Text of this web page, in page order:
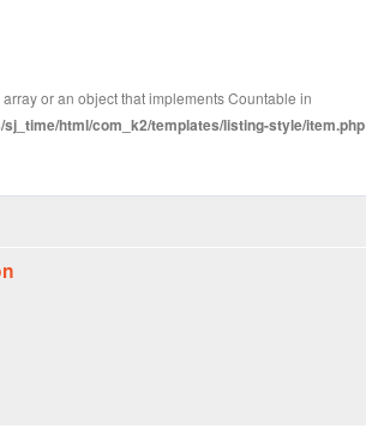
or an object that implements Countable in
html/com_k2/templates/listing-style/item.php